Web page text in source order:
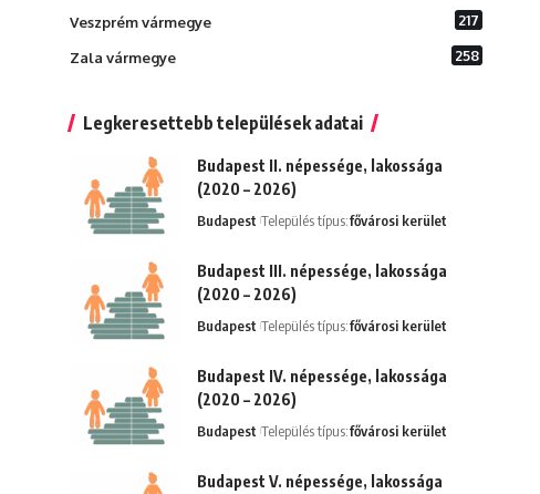
Veszprém vármegye 217
Zala vármegye 258
Legkeresettebb települések adatai
Budapest II. népessége, lakossága
(2020 – 2026)
Budapest Település típus:fővárosi kerület
Budapest III. népessége, lakossága
(2020 – 2026)
Budapest Település típus:fővárosi kerület
Budapest IV. népessége, lakossága
(2020 – 2026)
Budapest Település típus:fővárosi kerület
Budapest V. népessége, lakossága